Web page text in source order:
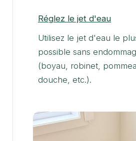
Réglez le jet d'eau
Utilisez le jet d'eau le
possible sans
(boyau, robinet,
douche, etc.).